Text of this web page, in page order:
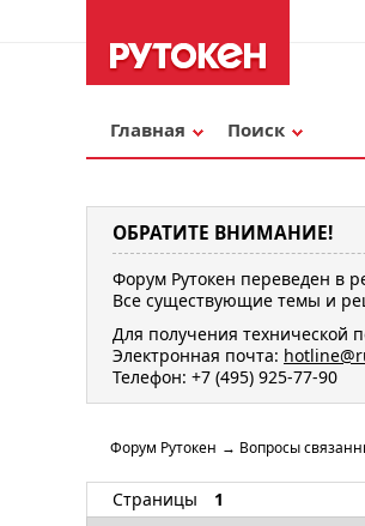
Главная Поиск
ОБРАТИТЕ ВНИМАНИЕ!
Форум Рутокен переведен в
Все существующие темы и
Для получения технической
Электронная почта:
Телефон: +7 (495) 925-77-90
Форум Рутокен → Вопросы
Страницы 1